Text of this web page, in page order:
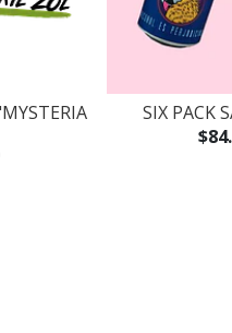
SIX PACK